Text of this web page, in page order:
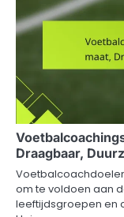
Draagbaar,
om te voldoen aan
leeftijdsgroepen en